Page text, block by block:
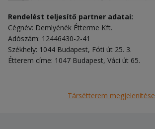
Rendelést teljesítő partner adatai:
Cégnév: Demlyénék Étterme Kft.
Adószám: 12446430-2-41
Székhely: 1044 Budapest, Fóti út 25. 3.
Étterem címe: 1047 Budapest, Váci út 65.
Társétterem megjelenítése